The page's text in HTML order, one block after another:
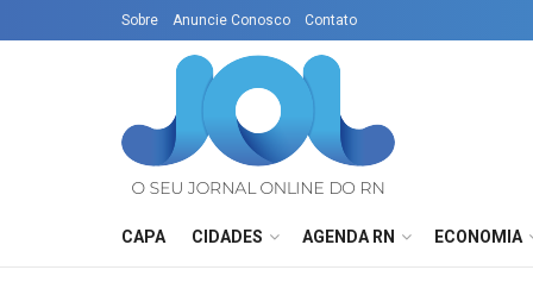
Sobre Anuncie Conosco Contato
CAPA CIDADES AGENDA RN ECONOMIA